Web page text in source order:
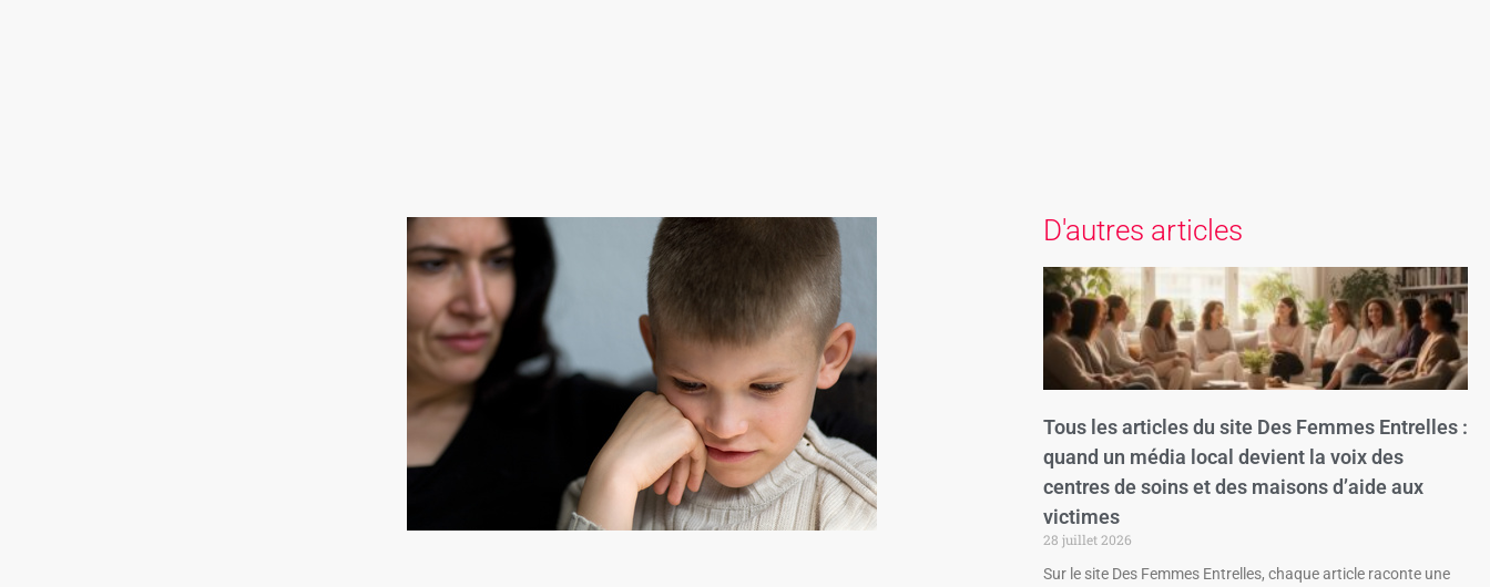
D'autres articles
Tous les articles du site Des Femmes Entrelles :
quand un média local devient la voix des
centres de soins et des maisons d’aide aux
victimes
28 juillet 2026
Sur le site Des Femmes Entrelles, chaque article raconte une